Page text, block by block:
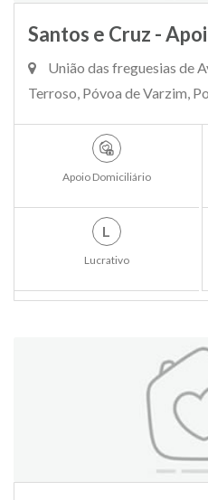
Santos e Cruz -
União das freguesias de
Terroso, Póvoa de Varzim,
Apoio Domiciliário
L
Lucrativo